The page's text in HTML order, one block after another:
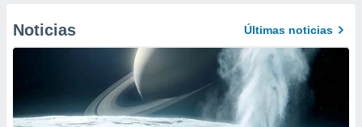
Noticias Últimas noticias